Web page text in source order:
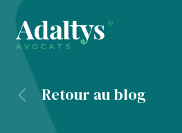
Retour au blog